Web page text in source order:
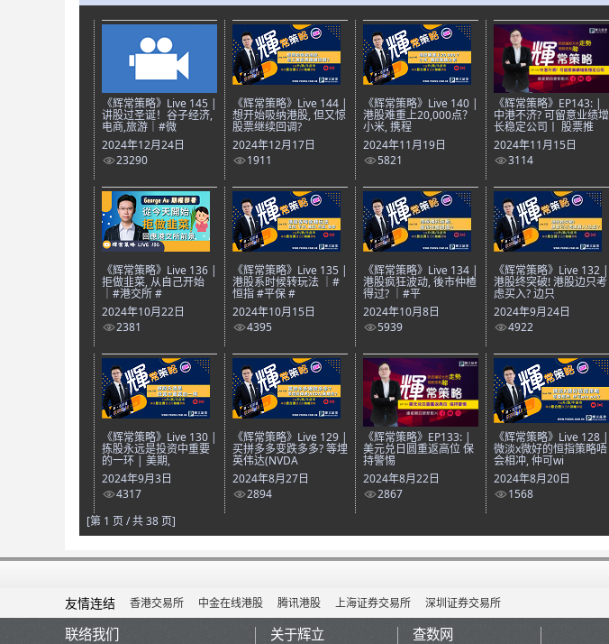
《辉常策略》Live 145 |
讲股过圣诞！谷子经济,
电商,旅游｜#微
2024年12月24日
23290
《辉常策略》Live 144 |
想开始吸纳港股, 但又惊
股票继续回调?
2024年12月17日
1911
《辉常策略》Live 140 |
港股难重上20,000点？
小米, 携程
2024年11月19日
5821
《辉常策略》EP143: |
中港不济? 可留意业绩增
长稳定公司丨 股票推
2024年11月15日
3114
《辉常策略》Live 136 |
拒做韭菜, 从自己开始
｜#港交所 #
2024年10月22日
2381
《辉常策略》Live 135 |
港股系时候转玩法 ｜#
恒指 #平保 #
2024年10月15日
4395
《辉常策略》Live 134 |
港股疯狂波动, 後市仲楂
得过? ｜#平
2024年10月8日
5939
《辉常策略》Live 132 |
港股终突破! 港股边只考
虑买入? 边只
2024年9月24日
4922
《辉常策略》Live 130 |
拣股永远是投资中重要
的一环 | 美期,
2024年9月3日
4317
《辉常策略》Live 129 |
买拼多多变跌多多? 等埋
英伟达(NVDA
2024年8月27日
2894
《辉常策略》EP133: |
美元兑日圆重返高位 保
持警惕
2024年8月22日
2867
《辉常策略》Live 128 |
微淡x微好的恒指策略唔
会相冲, 仲可wi
2024年8月20日
1568
[第 1 页 / 共 38 页]
友情连结 香港交易所 中金在线港股 腾讯港股 上海证券交易所 深圳证券交易所
联络我们 关于辉立 查数网